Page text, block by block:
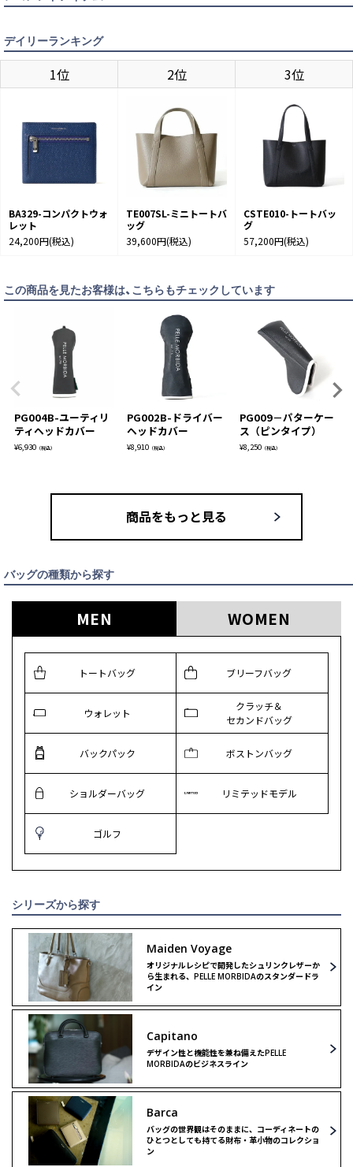
BLACK カートに入れる
BLUE カートに入れる
カートに入れる
TAUPE カートに入れる
カートに入れる
デイリーランキング
1位 2位 3位
BA329-コンパクトウォ
レット
24,200円(税込)
TE007SL-ミニトートバ
ッグ
39,600円(税込)
CSTE010-トートバッ
グ
57,200円(税込)
この商品を見たお客様は、こちらもチェックしています
PG004B-ユーティリ
ティヘッドカバー
¥6,930 （税込）
PG002B-ドライバー
ヘッドカバー
¥8,910 （税込）
PG009－パターケー
ス（ピンタイプ）
¥8,250 （税込）
商品をもっと見る
バッグの種類から探す
MEN WOMEN
トートバッグ ブリーフバッグ
ウォレット
クラッチ＆
セカンドバッグ
バックパック ボストンバッグ
ショルダーバッグ リミテッドモデル
ゴルフ
シリーズから探す
Maiden Voyage
オリジナルレシピで開発したシュリンクレザーか
ら生まれる、PELLE MORBIDAのスタンダードラ
イン
Capitano
デザイン性と機能性を兼ね備えたPELLE
MORBIDAのビジネスライン
Barca
バッグの世界観はそのままに、コーディネートの
ひとつとしても持てる財布・革小物のコレクショ
ン